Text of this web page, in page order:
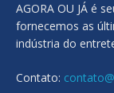
AGORA OU JÁ é
fornecemos as
indústria do
Contato: